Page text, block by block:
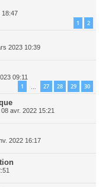
18:47
1 2
2023 10:39
09:11
1 27 28 29 30
08 avr. 2022 15:21
2022 16:17